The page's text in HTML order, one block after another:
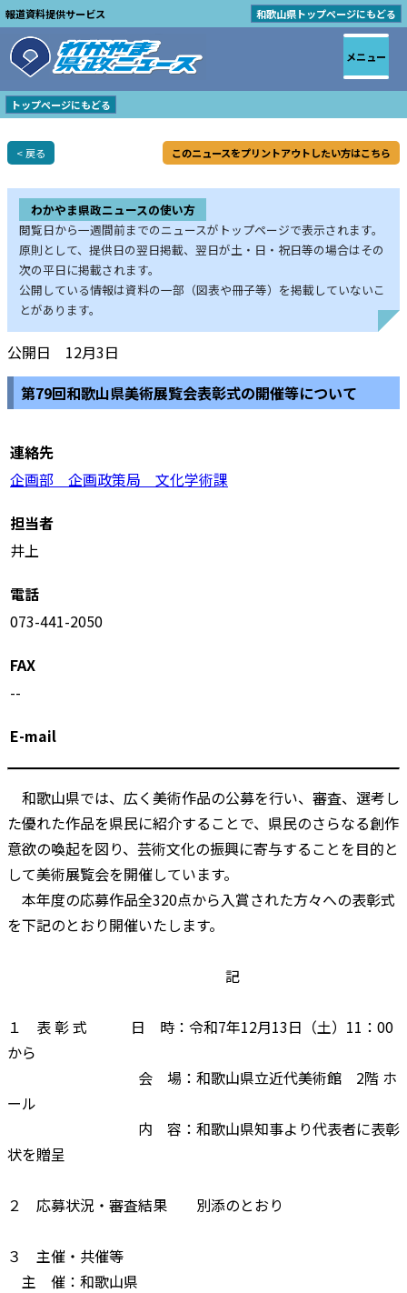
報道資料提供サービス 和歌山県トップページにもどる
トップページにもどる
< 戻る このニュースをプリントアウトしたい方はこちら
わかやま県政ニュースの使い方
閲覧日から一週間前までのニュースがトップページで表示されます。
原則として、提供日の翌日掲載、翌日が土・日・祝日等の場合はその
次の平日に掲載されます。
公開している情報は資料の一部（図表や冊子等）を掲載していないこ
とがあります。
公開日 12月3日
第79回和歌山県美術展覧会表彰式の開催等について
連絡先
企画部 企画政策局 文化学術課
担当者
井上
電話
073-441-2050
FAX
--
E-mail
和歌山県では、広く美術作品の公募を行い、審査、選考し
た優れた作品を県民に紹介することで、県民のさらなる創作
意欲の喚起を図り、芸術文化の振興に寄与することを目的と
して美術展覧会を開催しています。
本年度の応募作品全320点から入賞された方々への表彰式
を下記のとおり開催いたします。
記
１ 表 彰 式 日 時：令和7年12月13日（土）11：00
から
会 場：和歌山県立近代美術館 2階 ホ
ール
内 容：和歌山県知事より代表者に表彰
状を贈呈
２ 応募状況・審査結果 別添のとおり
３ 主催・共催等
主 催：和歌山県
メニュー